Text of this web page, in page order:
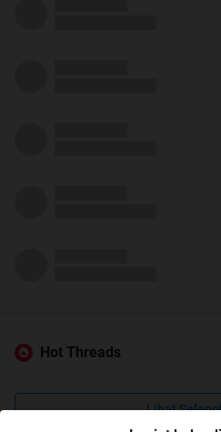
Hot Threads
Lihat